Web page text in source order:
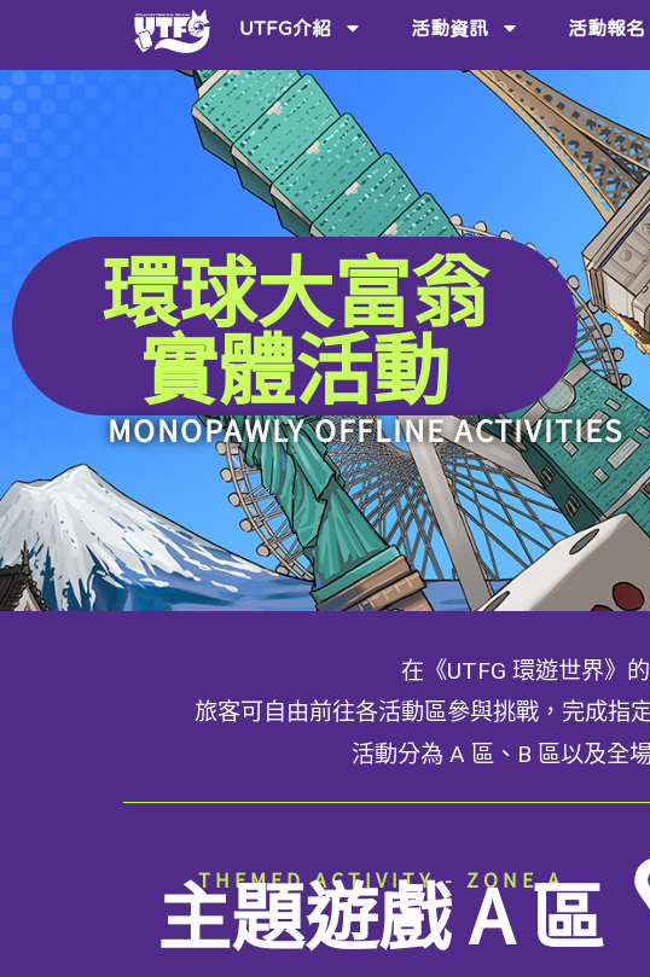
UTFG介紹 活動資訊 活動報名
環球大富翁
實體活動
MONOPAWLY OFFLINE ACTIVITIES
在《UTFG 環遊世界》
旅客可自由前往各活動區參與挑戰，完成指
活動分為 A 區、B 區以及全
THEMED ACTIVITY - ZONE A
主題遊戲 A 區